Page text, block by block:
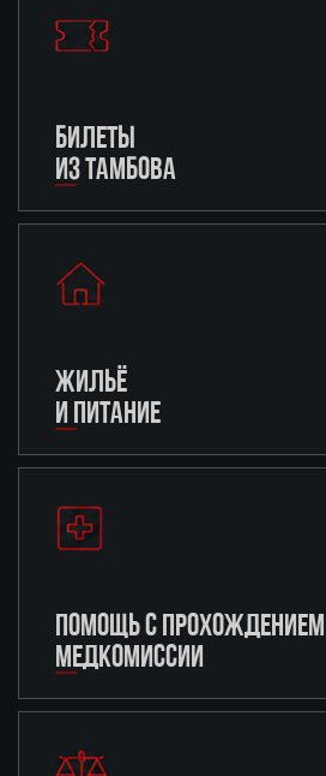
БИЛЕТЫ
ИЗ ТАМБОВА
ЖИЛЬЁ
И ПИТАНИЕ
ПОМОЩЬ С ПРОХОЖДЕНИЕМ
МЕДКОМИССИИ